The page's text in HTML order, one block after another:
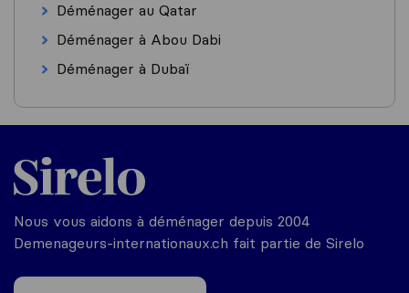
Déménager au Qatar
Déménager à Abou Dabi
Déménager à Dubaï
Nous vous aidons à déménager depuis 2004
Demenageurs-internationaux.ch fait partie de Sirelo